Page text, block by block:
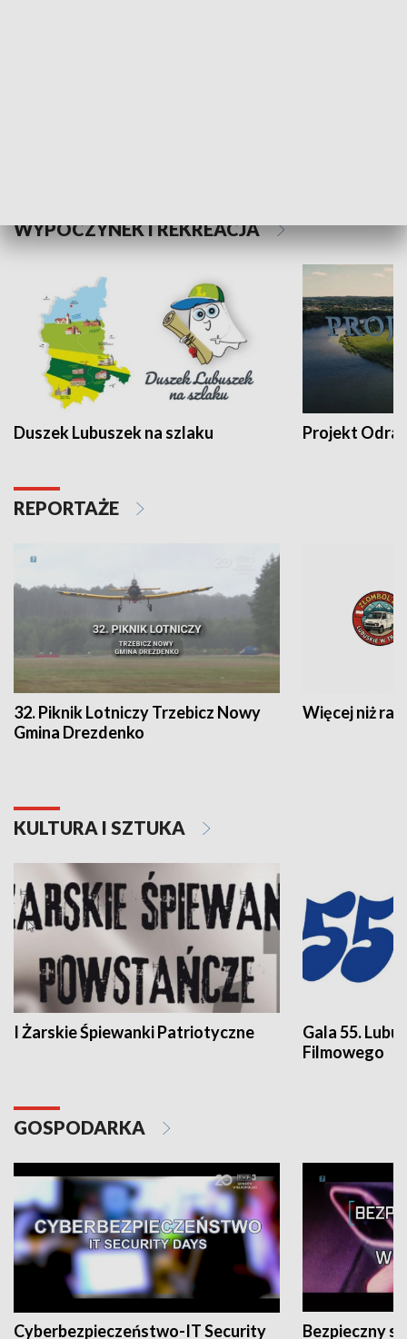
WYPOCZYNEK I REKREACJA
Duszek Lubuszek na szlaku Projekt Odra
REPORTAŻE
32. Piknik Lotniczy Trzebicz Nowy
Gmina Drezdenko
Więcej niż rajd
KULTURA I SZTUKA
I Żarskie Śpiewanki Patriotyczne
Gala 55.
Filmowego
GOSPODARKA
Cyberbezpieczeństwo-IT Security
Bezpieczny